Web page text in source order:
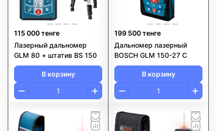
115 000 тенге
Лазерный дальномер
GLM 80 + штатив BS 150
В корзину
199 500 тенге
Дальномер лазерный
BOSCH GLM 150-27 C
В корзину